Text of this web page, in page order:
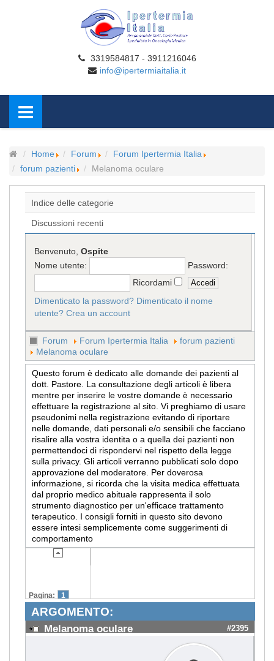
3319584817 - 3911216046
info@ipertermiaitalia.it
Home Forum
Forum Ipertermia Italia
forum pazienti
Melanoma oculare
Indice delle categorie
Discussioni recenti
Benvenuto,Ospite
Nome utente:
Password:
Ricordami
Dimenticato la password? Dimenticato il nome
utente? Crea un account
Forum Forum Ipertermia Italia
forum pazienti
Melanoma oculare
Questo forum è dedicato alle domande dei pazienti al
dott. Pastore. La consultazione degli articoli è libera
mentre per inserire le vostre domande è necessario
effettuare la registrazione al sito. Vi preghiamo di usare
pseudonimi nella registrazione evitando di riportare
nelle domande, dati personali e/o sensibili che facciano
risalire alla vostra identita o a quella dei pazienti non
permettendoci di rispondervi nel rispetto della legge
sulla privacy. Gli articoli verranno pubblicati solo dopo
approvazione del moderatore. Per doverosa
informazione, si ricorda che la visita medica effettuata
dal proprio medico abituale rappresenta il solo
strumento diagnostico per un'efficace trattamento
terapeutico. I consigli forniti in questo sito devono
essere intesi semplicemente come suggerimenti di
comportamento
Pagina: 1
ARGOMENTO:
Melanoma oculare #2395